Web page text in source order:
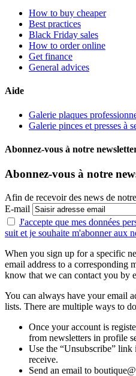
How to buy cheaper
Best practices
Black Friday sales
How to order online
Get finance
General advices
Aide
Galerie plaques
Galerie pinces et presses à
Abonnez-vous à notre
Abonnez-vous à notre
Afin de recevoir des news de
E-mail
J'accepte que mes données
suit et je souhaite m'abonner aux
When you sign up for a specific
email address to a corresponding
know that we can contact you by
You can always have your email
lists. There are multiple ways to
Once your account is
from newsletters in profile
Use the “Unsubscribe”
receive.
Send an email to